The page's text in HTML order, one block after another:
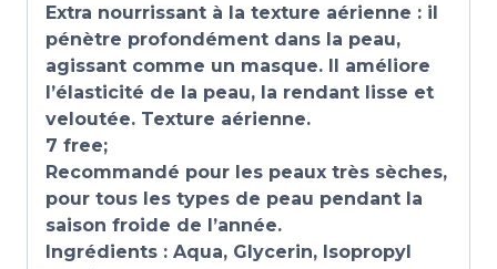
Extra nourrissant à la texture aérienne : il
pénètre profondément dans la peau,
agissant comme un masque. Il améliore
l’élasticité de la peau, la rendant lisse et
veloutée. Texture aérienne.
7 free;
Recommandé pour les peaux très sèches,
pour tous les types de peau pendant la
saison froide de l’année.
Ingrédients : Aqua, Glycerin, Isopropyl